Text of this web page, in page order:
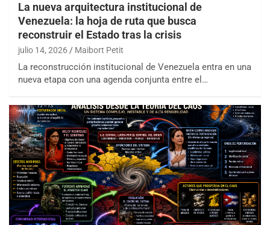
La nueva arquitectura institucional de
Venezuela: la hoja de ruta que busca
reconstruir el Estado tras la crisis
julio 14, 2026 Maibort Petit
La reconstrucción institucional de Venezuela entra en una
nueva etapa con una agenda conjunta entre el…